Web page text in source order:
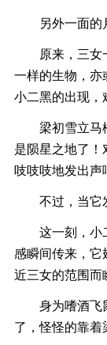
另外一面的月
原来，三女一
一样的生物，亦
小二黑的出现，
梁初雪立马松
是陨星之地了
吱吱吱地发出声
不过，当它发
这一刻，小二
感瞬间传来，它
近三女的范围而
身为嗜酒飞鼠
了，怪怪的靠着